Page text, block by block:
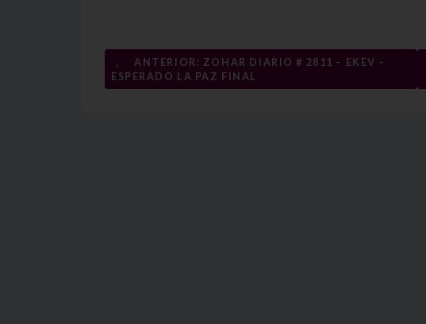
Navegación
de
←
ANTERIOR: ZOHAR DIARIO # 2811 – EKEV –
ESPERADO LA PAZ FINAL